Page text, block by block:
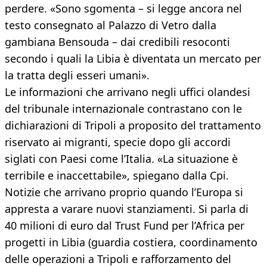
perdere. «Sono sgomenta – si legge ancora nel
testo consegnato al Palazzo di Vetro dalla
gambiana Bensouda – dai credibili resoconti
secondo i quali la Libia è diventata un mercato per
la tratta degli esseri umani».
Le informazioni che arrivano negli uffici olandesi
del tribunale internazionale contrastano con le
dichiarazioni di Tripoli a proposito del trattamento
riservato ai migranti, specie dopo gli accordi
siglati con Paesi come l’Italia. «La situazione è
terribile e inaccettabile», spiegano dalla Cpi.
Notizie che arrivano proprio quando l’Europa si
appresta a varare nuovi stanziamenti. Si parla di
40 milioni di euro dal Trust Fund per l’Africa per
progetti in Libia (guardia costiera, coordinamento
delle operazioni a Tripoli e rafforzamento del